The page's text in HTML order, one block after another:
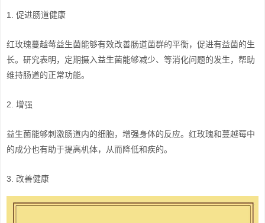
1. 促进肠道健康
红玫瑰蔓越莓益生菌能够有效改善肠道菌群的平衡，促进有益菌的生
长。研究表明，定期摄入益生菌能够减少、等消化问题的发生，帮助
维持肠道的正常功能。
2. 增强
益生菌能够刺激肠道内的细胞，增强身体的反应。红玫瑰和蔓越莓中
的成分也有助于提高机体，从而降低和疾的。
3. 改善健康